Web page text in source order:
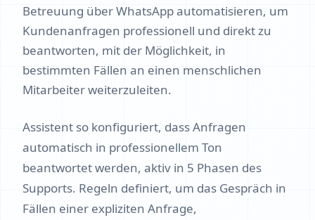
Betreuung über WhatsApp automatisieren, um
Kundenanfragen professionell und direkt zu
beantworten, mit der Möglichkeit, in
bestimmten Fällen an einen menschlichen
Mitarbeiter weiterzuleiten.
Assistent so konfiguriert, dass Anfragen
automatisch in professionellem Ton
beantwortet werden, aktiv in 5 Phasen des
Supports. Regeln definiert, um das Gespräch in
Fällen einer expliziten Anfrage,